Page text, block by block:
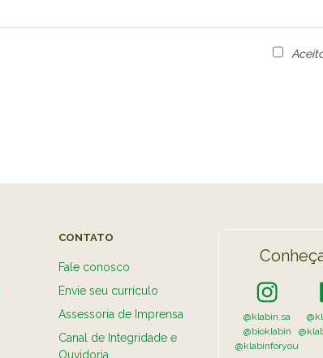
CONTATO
Fale conosco
Envie seu currículo
Assessoria de Imprensa
Canal de Integridade e
Ouvidoria
@klabin.sa
@bioklabin
@klabinforyou